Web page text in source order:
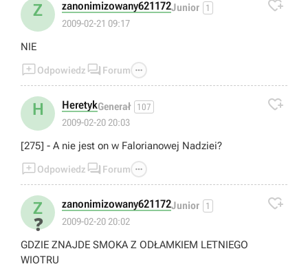
Z zanonimizowany621172Junior 1
2009-02-21 09:17

NIE
Odpowiedz  Forum 
H HeretykGenerał 107
2009-02-20 20:03

[275] - A nie jest on w Falorianowej Nadziei?
Odpowiedz  Forum 
Z
❓
zanonimizowany621172Junior 1
2009-02-20 20:02

GDZIE ZNAJDE SMOKA Z ODŁAMKIEM LETNIEGO
WIOTRU